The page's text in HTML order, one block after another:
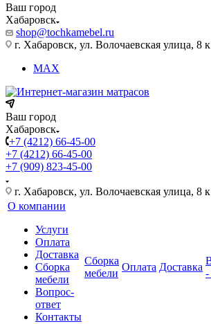
Ваш город
Хабаровск
shop@tochkamebel.ru
г. Хабаровск, ул. Волочаевская улица, 8
MAX
Ваш город
Хабаровск
+7 (4212) 66-45-00
+7 (4212) 66-45-00
+7 (909) 823-45-00
г. Хабаровск, ул. Волочаевская улица, 8
О компании
Услуги
Оплата
Доставка
Сборка
мебели
Вопрос-
ответ
Контакты
Сборка
мебели
Оплата Доставка
-